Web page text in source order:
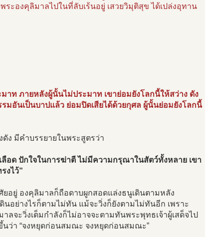
ระองคุลิมาลไปในที่ลับเร้นอยู่ เสวยวิมุติสุข ได้เปล่งอุทาน
มาท ภายหลังผู้นั้นไม่ประมาท เขาย่อมยังโลกนี้ให้สว่าง ดัง
อันเป็นบาปแล้ว ย่อมปิดเสียได้ด้วยกุศล ผู้นั้นย่อมยังโลกนี้
ง มีคำบรรยายในพระสูตรว่า
อด ปักใจในการฆ่าตี ไม่มีความกรุณาในสัตว์ทั้งหลาย เขา
งไว้”
ยอยู่ องคุลิมาลก็ถือดาบผูกสอดแล่งธนูเดินตามหลัง
นอย่างไรก็ตามไม่ทัน แม้จะวิ่งก็ยังตามไม่ทันอีก เพราะ
จะวิ่งเต็มกำลังก็ไม่อาจจะตามทันพระพุทธเจ้าผู้เสด็จไป
นว่า “จงหยุดก่อนสมณะ จงหยุดก่อนสมณะ”